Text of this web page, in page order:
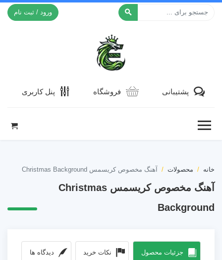
ورود / ثبت نام
پشتیبانی فروشگاه پنل کاربری
خانه محصولات آهنگ مخصوص کریسمس Christmas Background
آهنگ مخصوص کریسمس Christmas
Background
جزئیات محصول نکات خرید دیدگاه ها